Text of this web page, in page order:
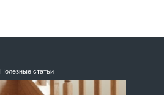
Полезные статьи